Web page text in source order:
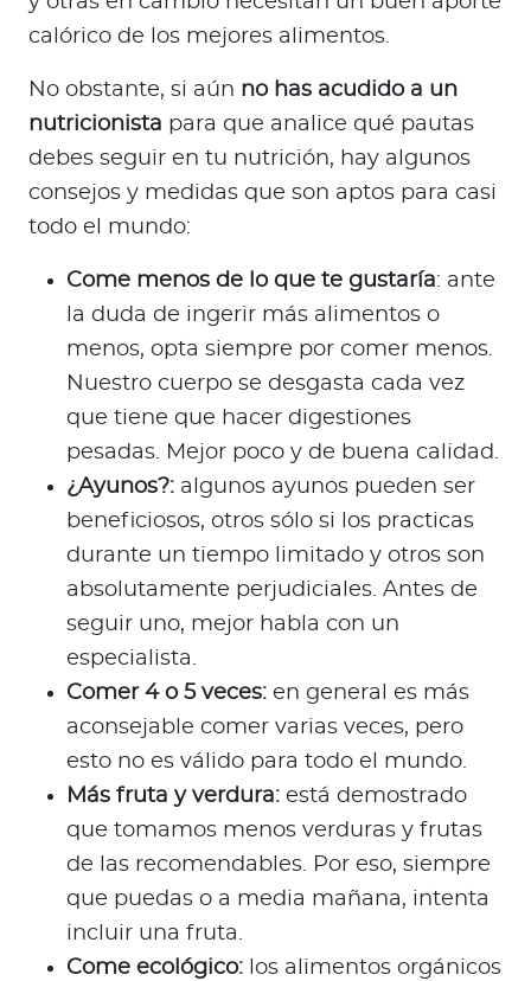
calórico de los mejores alimentos.
No obstante, si aún no has acudido a un
nutricionista para que analice qué pautas
debes seguir en tu nutrición, hay algunos
consejos y medidas que son aptos para casi
todo el mundo:
Come menos de lo que te gustaría: ante
la duda de ingerir más alimentos o
menos, opta siempre por comer menos.
Nuestro cuerpo se desgasta cada vez
que tiene que hacer digestiones
pesadas. Mejor poco y de buena calidad.
¿Ayunos?: algunos ayunos pueden ser
beneficiosos, otros sólo si los practicas
durante un tiempo limitado y otros son
absolutamente perjudiciales. Antes de
seguir uno, mejor habla con un
especialista.
Comer 4 o 5 veces: en general es más
aconsejable comer varias veces, pero
esto no es válido para todo el mundo.
Más fruta y verdura: está demostrado
que tomamos menos verduras y frutas
de las recomendables. Por eso, siempre
que puedas o a media mañana, intenta
incluir una fruta.
Come ecológico: los alimentos orgánicos